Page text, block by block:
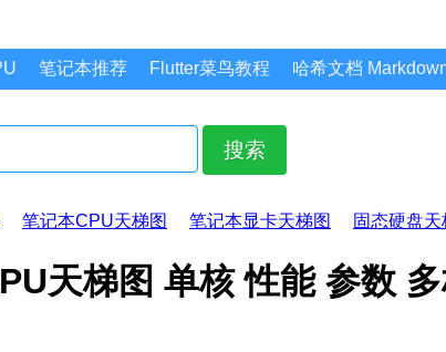
笔记本推荐 Flutter菜鸟教程 哈希文档
搜索
笔记本CPU天梯图 笔记本显卡天梯图 固态硬盘天
天梯图 单核 性能 参数